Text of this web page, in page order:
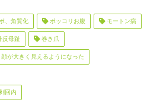
、角質化 ポッコリお腹 モートン病
反母趾 巻き爪
が大きく見えるようになった
回内